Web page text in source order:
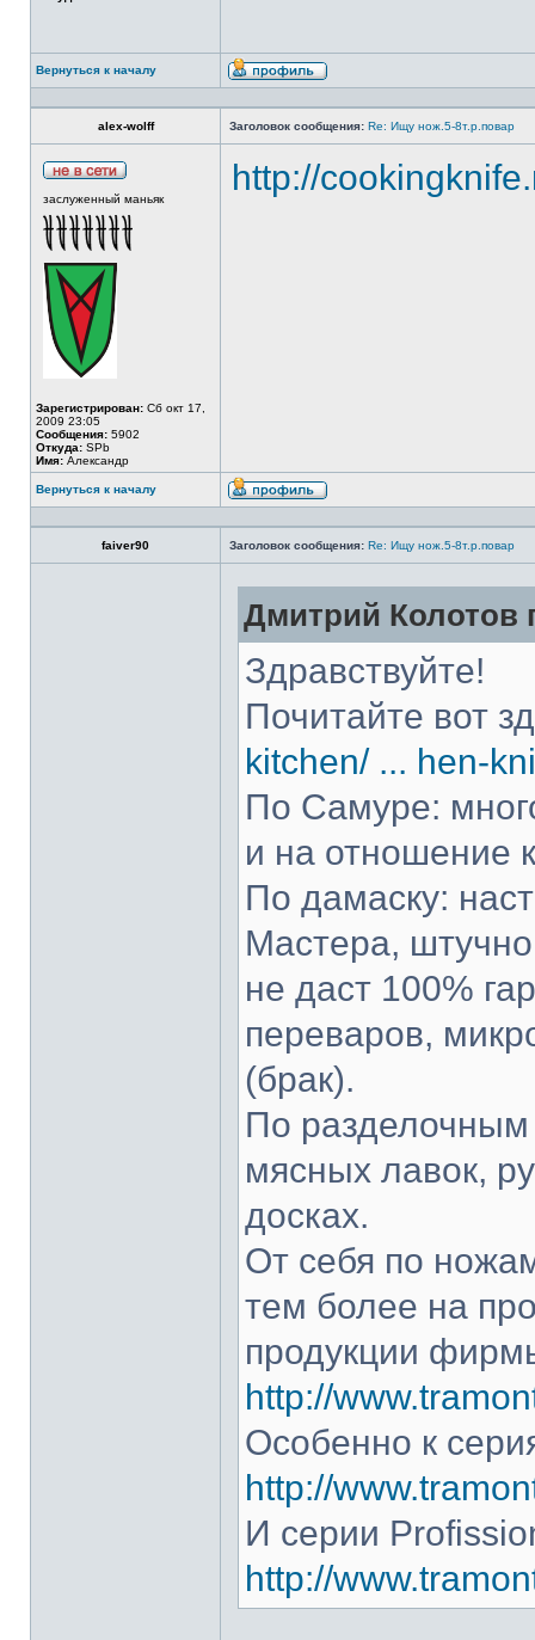
Вернуться к началу
alex-wolff Заголовок сообщения: Re: Ищу нож.5-8т.р.повар
заслуженный маньяк
Зарегистрирован: Сб окт 17,
2009 23:05
Сообщения: 5902
Откуда: SPb
Имя: Александр
http://
Вернуться к началу
faiver90 Заголовок сообщения: Re: Ищу нож.5-8т.р.повар
Дмитрий Колотов
Здравствуйте!
Почитайте вот
kitchen/ ... hen-
По Самуре:
и на отношение
По дамаску:
Мастера,
не даст 100%
переваров,
(брак).
По разделочным
мясных лавок,
досках.
От себя по
тем более на
продукции
http://
Особенно к
http://
И серии
http://